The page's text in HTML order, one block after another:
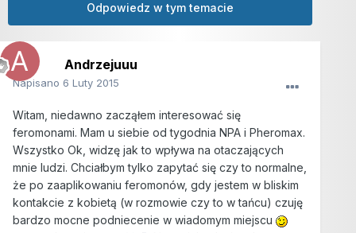
Odpowiedz w tym temacie
Andrzejuuu
Napisano 6 Luty 2015
Witam, niedawno zacząłem interesować się
feromonami. Mam u siebie od tygodnia NPA i Pheromax.
Wszystko Ok, widzę jak to wpływa na otaczających
mnie ludzi. Chciałbym tylko zapytać się czy to normalne,
że po zaaplikowaniu feromonów, gdy jestem w bliskim
kontakcie z kobietą (w rozmowie czy to w tańcu) czuję
bardzo mocne podniecenie w wiadomym miejscu